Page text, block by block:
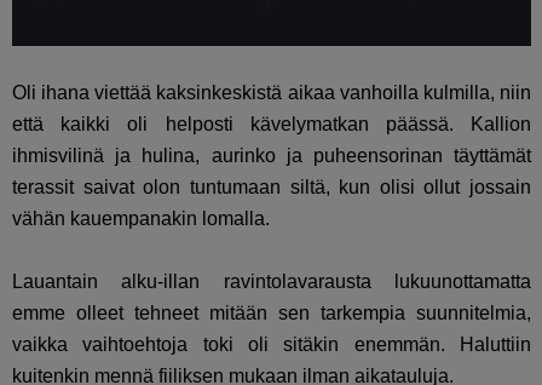
Oli ihana viettää kaksinkeskistä aikaa vanhoilla kulmilla, niin
että kaikki oli helposti kävelymatkan päässä. Kallion
ihmisvilinä ja hulina, aurinko ja puheensorinan täyttämät
terassit saivat olon tuntumaan siltä, kun olisi ollut jossain
vähän kauempanakin lomalla.
Lauantain alku-illan ravintolavarausta lukuunottamatta
emme olleet tehneet mitään sen tarkempia suunnitelmia,
vaikka vaihtoehtoja toki oli sitäkin enemmän. Haluttiin
kuitenkin mennä fiiliksen mukaan ilman aikatauluja.